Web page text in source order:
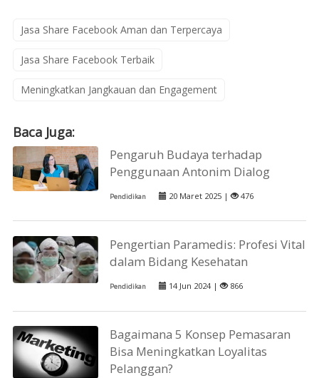
Jasa Share Facebook Aman dan Terpercaya
Jasa Share Facebook Terbaik
Meningkatkan Jangkauan dan Engagement
Baca Juga:
Pengaruh Budaya terhadap
Penggunaan Antonim Dialog
Pendidikan 20 Maret 2025 | 476
Pengertian Paramedis: Profesi Vital
dalam Bidang Kesehatan
Pendidikan 14 Jun 2024 | 866
Bagaimana 5 Konsep Pemasaran
Bisa Meningkatkan Loyalitas
Pelanggan?